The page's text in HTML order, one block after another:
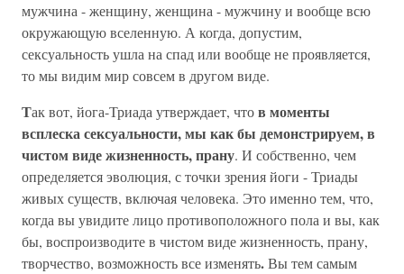
мужчина - женщину, женщина - мужчину и вообще всю
окружающую вселенную. А когда, допустим,
сексуальность ушла на спад или вообще не проявляется,
то мы видим мир совсем в другом виде.
Так вот, йога-Триада утверждает, чтов моменты
всплеска сексуальности, мы как бы демонстрируем, в
чистом виде жизненность, прану. И собственно, чем
определяется эволюция, с точки зрения йоги - Триады
живых существ, включая человека. Это именно тем, что,
когда вы увидите лицо противоположного пола и вы, как
бы, воспроизводите в чистом виде жизненность, прану,
творчество, возможность все изменять.Вы тем самым